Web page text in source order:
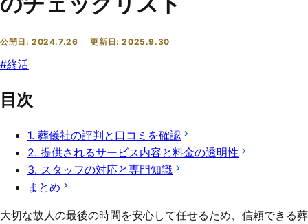
公開日:2024.7.26 更新日:2025.9.30
#終活
目次
1. 葬儀社の評判と口コミを確認
2. 提供されるサービス内容と料金の透明性
3. スタッフの対応と専門知識
まとめ
大切な故人の最後の時間を安心して任せるため、信頼できる葬